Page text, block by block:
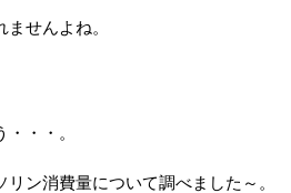
せんよね。
・・。
ン消費量について調べました～。